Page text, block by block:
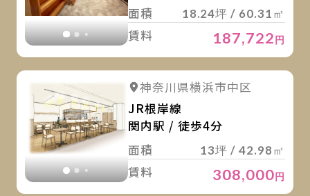
面積
18.24坪 / 60.31㎡
賃料 187,722円
詳細を見る 詳細を見る
神奈川県横浜市中区
JR根岸線
関内駅 / 徒歩4分
面積
13坪 / 42.98㎡
賃料 308,000円